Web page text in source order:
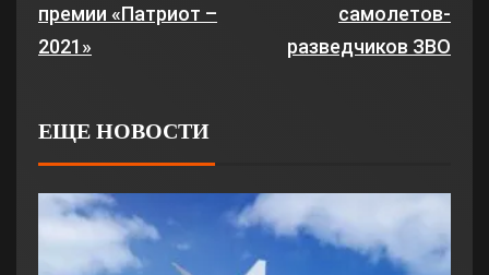
премии «Патриот –
2021»
самолетов-
разведчиков ЗВО
ЕЩЕ НОВОСТИ